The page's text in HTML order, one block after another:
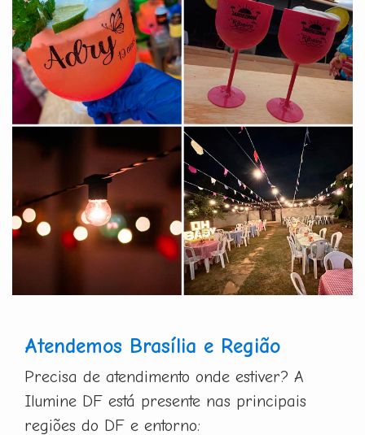
Atendemos Brasília e Região
Precisa de atendimento onde estiver? A
Ilumine DF está presente nas principais
regiões do DF e entorno: